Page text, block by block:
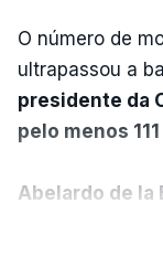
O número de
ultrapassou a
presidente da
pelo menos
Abelardo de la